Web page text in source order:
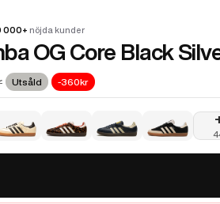
000+ nöjda kunder
OG Core Black
Utsåld -360kr
Black Silver Metallic
Jane White Black Gum
Samba OG Cream White Sand
Adidas Samba OG Preloved
Adidas Samba OG
Adidas